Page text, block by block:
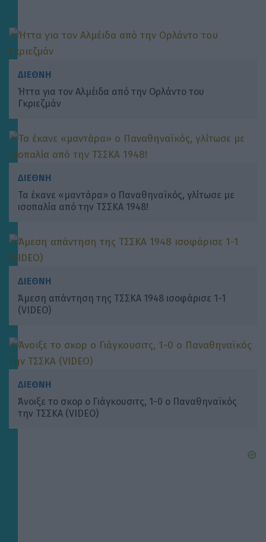
ΔΙΕΘΝΗ
Ήττα για τον Αλμέιδα από την Ορλάντο του
Γκριεζμάν
ΔΙΕΘΝΗ
Τα έκανε «μαντάρα» ο Παναθηναϊκός, γλίτωσε με
ισοπαλία από την ΤΣΣΚΑ 1948!
ΔΙΕΘΝΗ
Άμεση απάντηση της ΤΣΣΚΑ 1948 ισοφάρισε 1-1
(VIDEO)
ΔΙΕΘΝΗ
Άνοιξε το σκορ ο Γιάγκουσιτς, 1-0 ο Παναθηναϊκός
την ΤΣΣΚΑ (VIDEO)